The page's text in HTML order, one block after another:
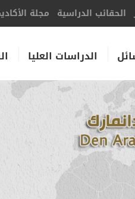
الحقائب الدراسية مجلة
الدراسات العليا